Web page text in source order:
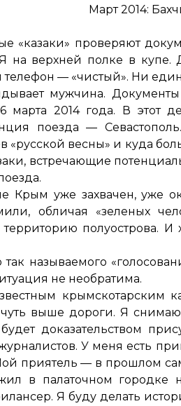
Март 2014:
«казаки» проверяют
Я на верхней полке в купе.
— «чистый». Ни
мужчина.
марта 2014 года. В этот
поезда —
«русской весны» и куда
встречающие
Крым уже захвачен, уже
обличая «зеленых
территорию
называемого
не необратима.
крымскотарским
выше дороги. Я снимаю
доказательством
У меня есть
приятель — в прошлом
в палаточном
Я буду делать